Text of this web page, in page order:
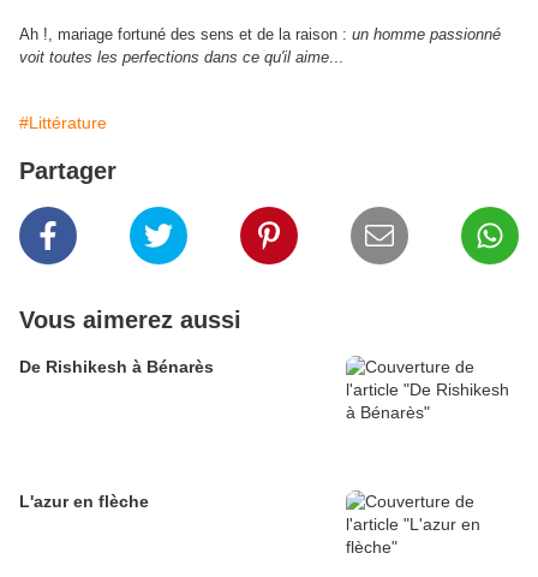
Ah !, mariage fortuné des sens et de la raison : un homme passionné
voit toutes les perfections dans ce qu'il aime.
#Littérature
Partager
Vous aimerez aussi
De Rishikesh à Bénarès
L'azur en flèche